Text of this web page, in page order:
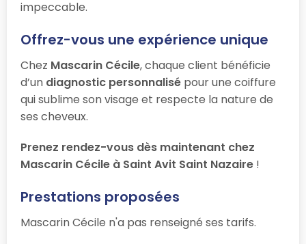
impeccable.
Offrez-vous une expérience unique
Chez Mascarin Cécile, chaque client bénéficie
d’un diagnostic personnalisé pour une coiffure
qui sublime son visage et respecte la nature de
ses cheveux.
Prenez rendez-vous dès maintenant chez
Mascarin Cécile à Saint Avit Saint Nazaire !
Prestations proposées
Mascarin Cécile n'a pas renseigné ses tarifs.